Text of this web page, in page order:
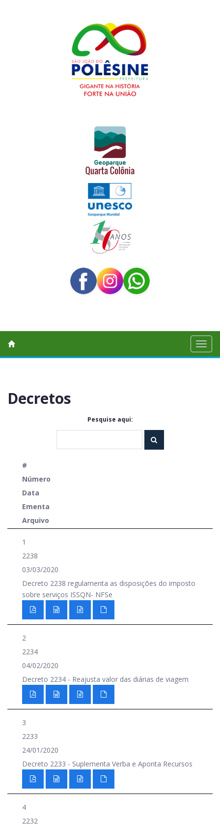
Toggle
Decretos
Pesquise aqui:
#
Número
Data
Ementa
Arquivo
1
2238
03/03/2020
Decreto 2238 regulamenta as disposições do imposto
sobre serviços ISSQN- NFSe
2
2234
04/02/2020
Decreto 2234 - Reajusta valor das diárias de viagem
3
2233
24/01/2020
Decreto 2233 - Suplementa Verba e Aponta Recursos
4
2232